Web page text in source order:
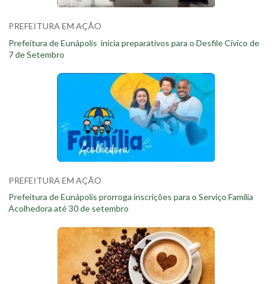
PREFEITURA EM AÇÃO
Prefeitura de Eunápolis inicia preparativos para o Desfile Cívico de
7 de Setembro
PREFEITURA EM AÇÃO
Prefeitura de Eunápolis prorroga inscrições para o Serviço Família
Acolhedora até 30 de setembro